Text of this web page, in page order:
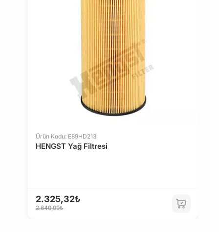
Ürün Kodu: E89HD213
HENGST Yağ Filtresi
2.325,32₺
2.649,99₺